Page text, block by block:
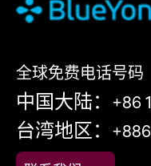
全球免费电话号码
中国大陆：+86
台湾地区：+886